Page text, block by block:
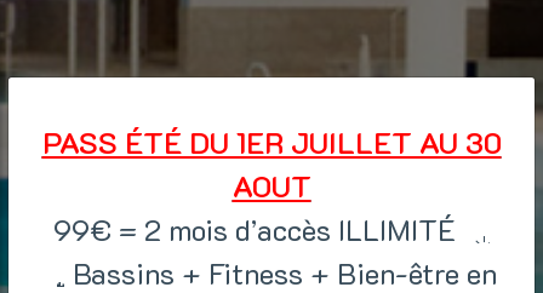
PASS ÉTÉ DU 1ER JUILLET AU 30
AOUT
99€ = 2 mois d’accès ILLIMITÉ
Bassins + Fitness + Bien-être en